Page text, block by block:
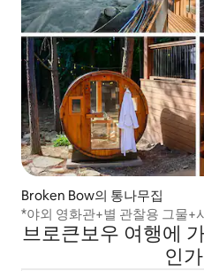
Broken Bow의 통나무집
*야외 영화관+별 관찰용 그물+
브로큰보우 여행에
인